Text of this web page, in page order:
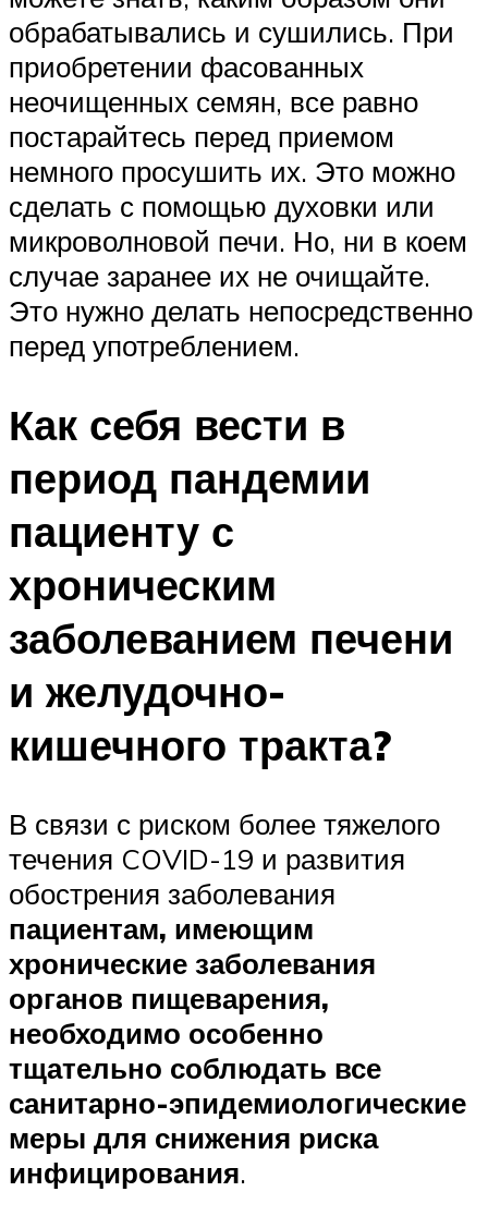
обрабатывались и сушились. При
приобретении фасованных
неочищенных семян, все равно
постарайтесь перед приемом
немного просушить их. Это можно
сделать с помощью духовки или
микроволновой печи. Но, ни в коем
случае заранее их не очищайте.
Это нужно делать непосредственно
перед употреблением.
Как себя вести в
период пандемии
пациенту с
хроническим
заболеванием печени
и желудочно-
кишечного тракта?
В связи с риском более тяжелого
течения COVID-19 и развития
обострения заболевания
пациентам, имеющим
хронические заболевания
органов пищеварения,
необходимо особенно
тщательно соблюдать все
санитарно-эпидемиологические
меры для снижения риска
инфицирования.